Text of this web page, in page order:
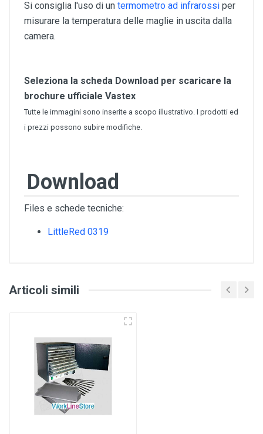
Si consiglia l'uso di un termometro ad infrarossi per
misurare la temperatura delle maglie in uscita dalla
camera.
Seleziona la scheda Download per scaricare la
brochure ufficiale Vastex
Tutte le immagini sono inserite a scopo illustrativo. I prodotti ed
i prezzi possono subire modifiche.
Download
Files e schede tecniche:
LittleRed 0319
Articoli simili